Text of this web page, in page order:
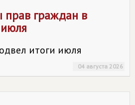
прав граждан в
итоги июля
04 августа 2026